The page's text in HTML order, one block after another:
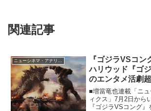
関連記事
ニューシネマ・アナリティクス
『ゴジラVSコン
ハリウッド『ゴ
のエンタメ活劇
良好！
■増當竜也連載「ニ
ィクス」7月2日から
『ゴジラVSコング』